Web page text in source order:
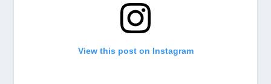
View this post on Instagram